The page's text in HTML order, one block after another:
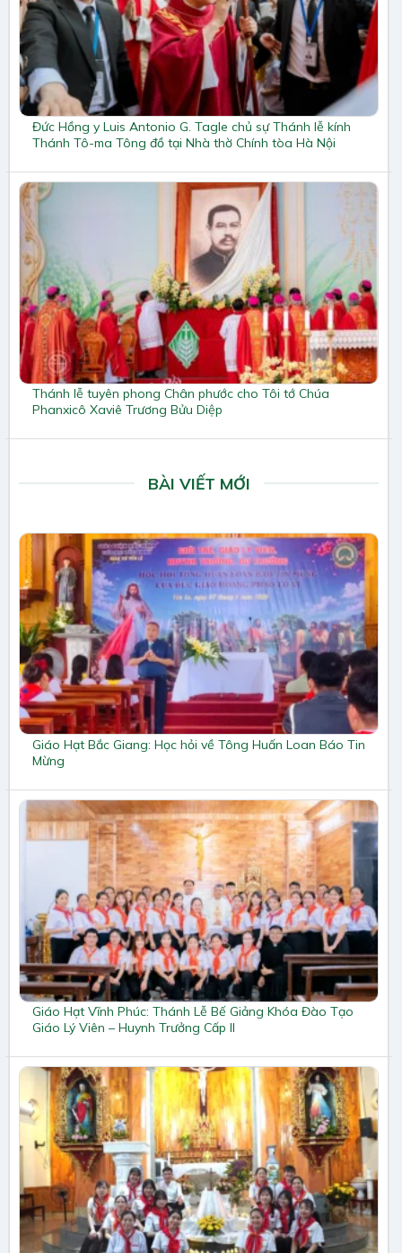
Đức Hồng y Luis Antonio G. Tagle chủ sự Thánh lễ kính
Thánh Tô-ma Tông đồ tại Nhà thờ Chính tòa Hà Nội
Thánh lễ tuyên phong Chân phước cho Tôi tớ Chúa
Phanxicô Xaviê Trương Bửu Diệp
BÀI VIẾT MỚI
Giáo Hạt Bắc Giang: Học hỏi về Tông Huấn Loan Báo Tin
Mừng
Giáo Hạt Vĩnh Phúc: Thánh Lễ Bế Giảng Khóa Đào Tạo
Giáo Lý Viên – Huynh Trưởng Cấp II